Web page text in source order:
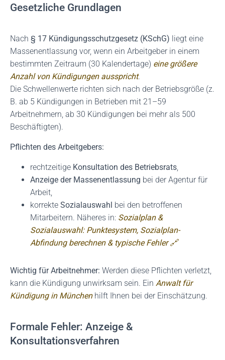
Gesetzliche Grundlagen
Nach § 17 Kündigungsschutzgesetz (KSchG) liegt eine
Massenentlassung vor, wenn ein Arbeitgeber in einem
bestimmten Zeitraum (30 Kalendertage) eine größere
Anzahl von Kündigungen ausspricht.
Die Schwellenwerte richten sich nach der Betriebsgröße (z.
B. ab 5 Kündigungen in Betrieben mit 21–59
Arbeitnehmern, ab 30 Kündigungen bei mehr als 500
Beschäftigten).
Pflichten des Arbeitgebers:
rechtzeitige Konsultation des Betriebsrats,
Anzeige der Massenentlassung bei der Agentur für
Arbeit,
korrekte Sozialauswahl bei den betroffenen
Mitarbeitern. Näheres in: Sozialplan &
Sozialauswahl: Punktesystem, Sozialplan-
Abfindung berechnen & typische Fehler 🔗
Wichtig für Arbeitnehmer: Werden diese Pflichten verletzt,
kann die Kündigung unwirksam sein. Ein Anwalt für
Kündigung in Münchenhilft Ihnen bei der Einschätzung.
Formale Fehler: Anzeige &
Konsultationsverfahren